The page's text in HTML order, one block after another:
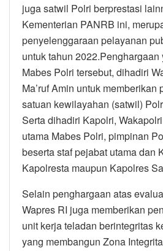
juga satwil Polri berprestasi
Kementerian PANRB ini,
penyelenggaraan pelayanan
untuk tahun
Mabes Polri tersebut, dihadiri
Ma’ruf Amin untuk memberikan
satuan kewilayahan (satwil)
Serta dihadiri Kapolri,
utama Mabes Polri, pimpinan
beserta staf pejabat utama dan
Kapolresta maupun Kapolres
Selain penghargaan atas
Wapres RI juga memberikan
unit kerja teladan berintegritas
yang membangun Zona